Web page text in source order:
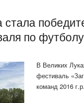
стала
по футболу
В Великих
фестиваль
команд 2016 г.р.